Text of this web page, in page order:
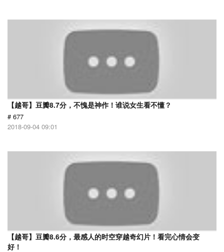
【越哥】豆瓣8.7分，不愧是神作！谁说女生看不懂？
# 677
2018-09-04 09:01
【越哥】豆瓣8.6分，最感人的时空穿越奇幻片！看完心情会变
好！